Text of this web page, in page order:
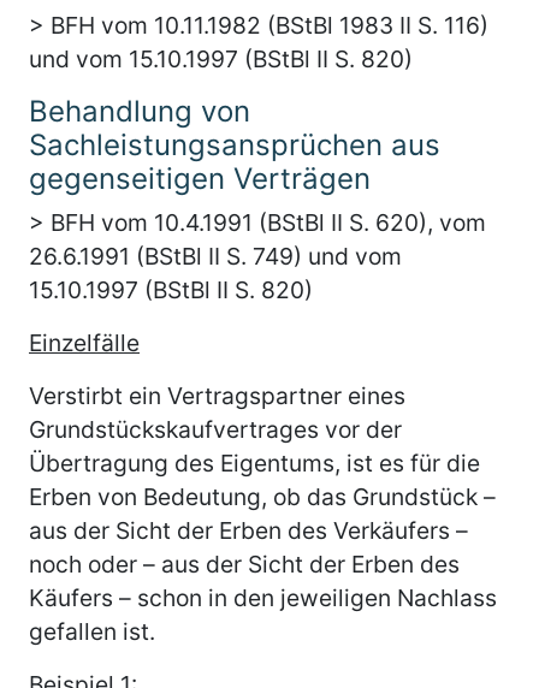
> BFH vom 10.11.1982 (BStBl 1983 II S. 116)
und vom 15.10.1997 (BStBl II S. 820)
Behandlung von
Sachleistungsansprüchen aus
gegenseitigen Verträgen
> BFH vom 10.4.1991 (BStBl II S. 620), vom
26.6.1991 (BStBl II S. 749) und vom
15.10.1997 (BStBl II S. 820)
Einzelfälle
Verstirbt ein Vertragspartner eines
Grundstückskaufvertrages vor der
Übertragung des Eigentums, ist es für die
Erben von Bedeutung, ob das Grundstück –
aus der Sicht der Erben des Verkäufers –
noch oder – aus der Sicht der Erben des
Käufers – schon in den jeweiligen Nachlass
gefallen ist.